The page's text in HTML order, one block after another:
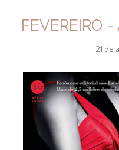
FEVEREIRO
21 de